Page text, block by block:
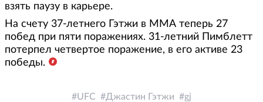
взять паузу в карьере.
На счету 37-летнего Гэтжи в ММА теперь 27
побед при пяти поражениях. 31-летний Пимблетт
потерпел четвертое поражение, в его активе 23
победы.
UFC Джастин Гэтжи gj